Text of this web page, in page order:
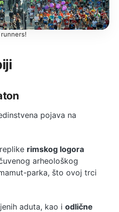
runners!
pojava na
rimskog logora
arheološkog
parka, što ovoj trci
aduta, kao i odlične